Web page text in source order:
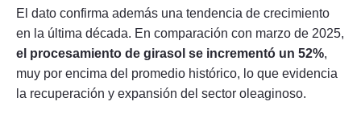
El dato confirma además una tendencia de crecimiento
en la última década. En comparación con marzo de 2025,
el procesamiento de girasol se incrementó un 52%,
muy por encima del promedio histórico, lo que evidencia
la recuperación y expansión del sector oleaginoso.